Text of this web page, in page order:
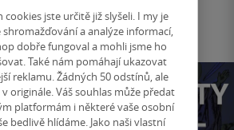
cookies jste určitě již slyšeli. I my je
a analýze informací,
dobře fungoval a mohli jsme ho
Také nám pomáhají ukazovat
reklamu. Žádných 50 odstínů, ale
originále. Váš souhlas může předat
platformám i některé vaše osobní
bedlivě hlídáme. Jako naši vlastní